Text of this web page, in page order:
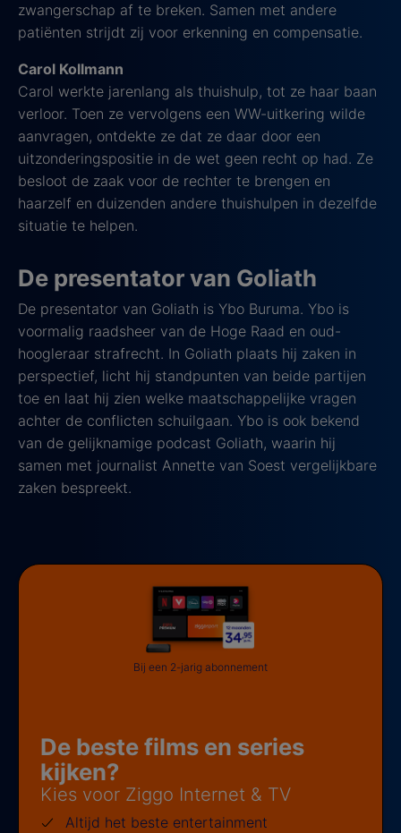
zwangerschap af te breken. Samen met andere
patiënten strijdt zij voor erkenning en compensatie.
Carol Kollmann
Carol werkte jarenlang als thuishulp, tot ze haar baan
verloor. Toen ze vervolgens een WW-uitkering wilde
aanvragen, ontdekte ze dat ze daar door een
uitzonderingspositie in de wet geen recht op had. Ze
besloot de zaak voor de rechter te brengen en
haarzelf en duizenden andere thuishulpen in dezelfde
situatie te helpen.
De presentator van Goliath
De presentator van Goliath is Ybo Buruma. Ybo is
voormalig raadsheer van de Hoge Raad en oud-
hoogleraar strafrecht. In Goliath plaats hij zaken in
perspectief, licht hij standpunten van beide partijen
toe en laat hij zien welke maatschappelijke vragen
achter de conflicten schuilgaan. Ybo is ook bekend
van de gelijknamige podcast Goliath, waarin hij
samen met journalist Annette van Soest vergelijkbare
zaken bespreekt.
De beste films en series
kijken?
Kies voor Ziggo Internet & TV
Altijd het beste entertainment
Bij een 2-jarig abonnement